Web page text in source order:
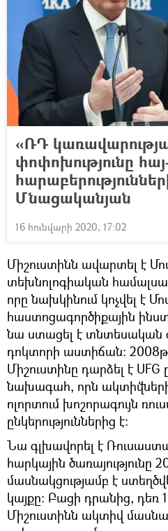
«ՌԴ
փոփոխությունը
Մնացականյան
16 հունվարի 2020, 17:02
Միշուստինն ավարտել է
տեխնոլոգիական
որը նախկինում կոչվել է
հաստոցագործիքային
նա ստացել է տնտեսական
դոկտորի աստիճան։
Միշուստինը դարձել է UFG
նախագահ, որն
ոլորտում խոշորագույն
ընկերություններից է։
Նա գլխավորել է
հարկային ծառայությունը
մասնակցությամբ է
կայքը։ Բացի դրանից, դեռ
Միշուստինն ակտիվ